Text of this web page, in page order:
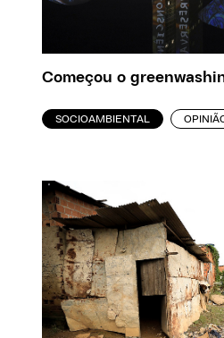
Começou o
SOCIOAMBIENTAL